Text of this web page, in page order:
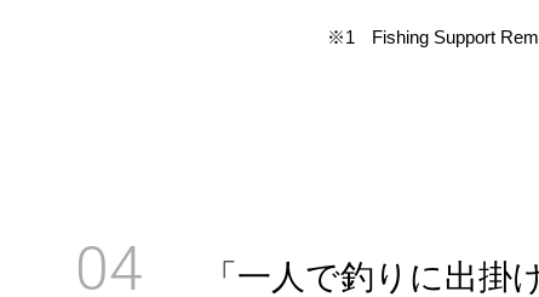
※1 Fishing Support
04 「一人で釣りに出